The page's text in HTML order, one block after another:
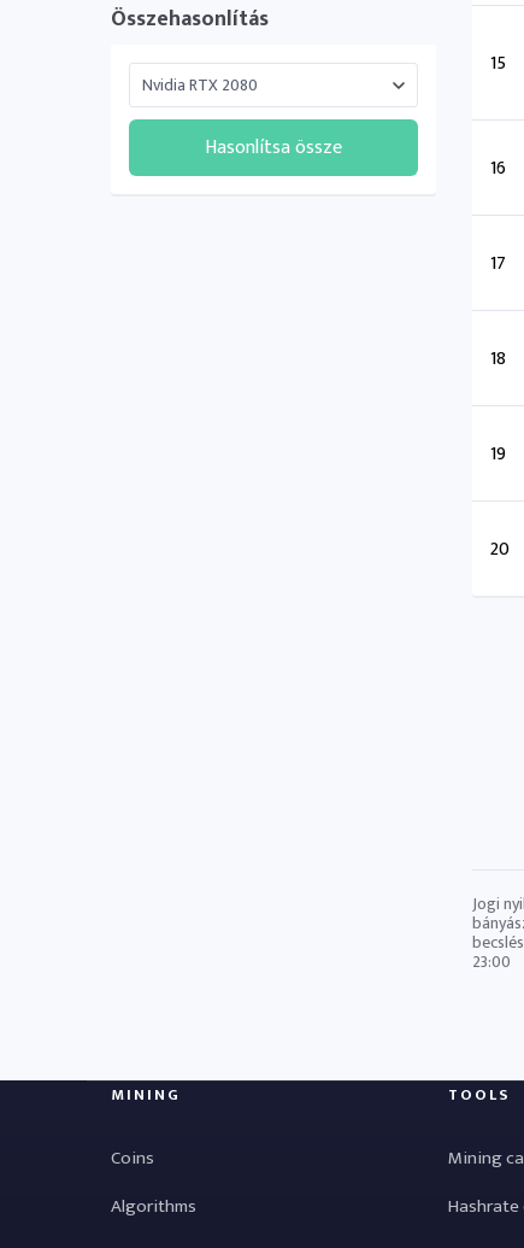
Összehasonlítás
Hasonlítsa össze
15
16
17
18
19
20
Jogi
23:00
MINING
Coins
Algorithms
TOOLS
Mining